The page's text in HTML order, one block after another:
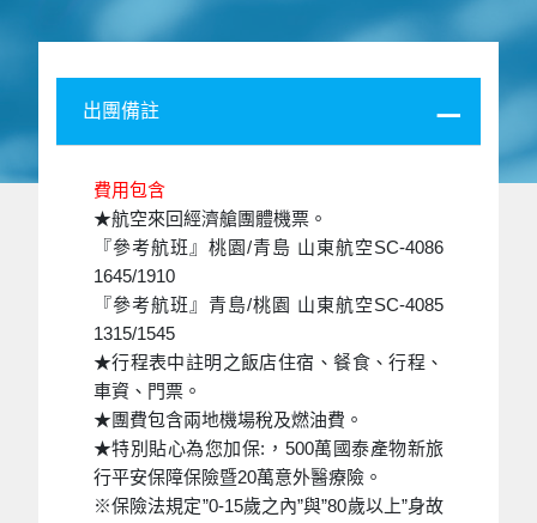
出團備註
費用包含
★航空來回經濟艙團體機票。
『參考航班』桃園/青島 山東航空SC-4086
1645/1910
『參考航班』青島/桃園 山東航空SC-4085
1315/1545
★行程表中註明之飯店住宿、餐食、行程、
車資、門票。
★團費包含兩地機場稅及燃油費。
★特別貼心為您加保:，500萬國泰產物新旅
行平安保障保險暨20萬意外醫療險。
※保險法規定”0-15歲之內”與”80歲以上”身故